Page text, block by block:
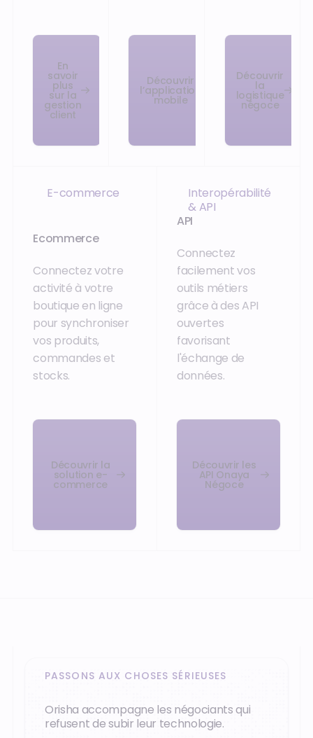
En
savoir
plus
sur la
gestion
client
Découvrir
l’application
mobile
Découvrir
la
logistique
négoce
E-commerce
Ecommerce
Connectez votre
activité à votre
boutique en ligne
pour synchroniser
vos produits,
commandes et
stocks.
Découvrir la
solution e-
commerce
Interopérabilité
& API
API
Connectez
facilement vos
outils métiers
grâce à des API
ouvertes
favorisant
l'échange de
données.
Découvrir les
API Onaya
Négoce
PASSONS AUX CHOSES SÉRIEUSES
Orisha accompagne les négociants qui
refusent de subir leur technologie.